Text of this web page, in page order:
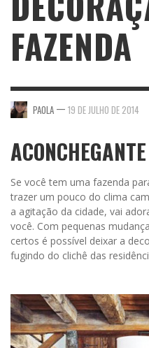
FAZENDA
PAOLA — 19 DE JULHO DE 2014
Se você tem uma fazenda
trazer um pouco do clima
a agitação da cidade, vai
você. Com pequenas
certos é possível deixar a
fugindo do clichê das